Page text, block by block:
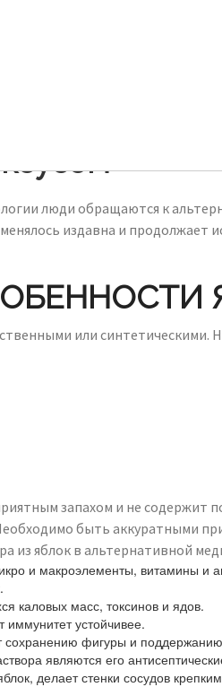
люди обращаются к
издавна и продолжает
или
запахом и не
быть аккуратными
из яблок в альтернативной
и макроэлементы, витамины и
каловых масс, токсинов и ядов.
иммунитет устойчивее.
сохранению фигуры и
являются его
делает стенки сосудов